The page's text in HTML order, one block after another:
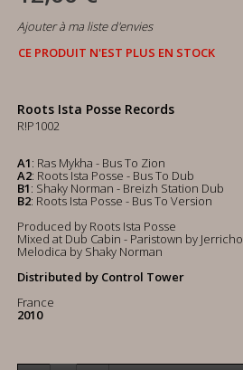
Ajouter à ma liste d'envies
CE PRODUIT N'EST PLUS EN STOCK
Roots Ista Posse Records
R!P1002
A1: Ras Mykha - Bus To Zion
A2: Roots Ista Posse - Bus To Dub
B1: Shaky Norman - Breizh Station Dub
B2: Roots Ista Posse - Bus To Version
Produced by Roots Ista Posse
Mixed at Dub Cabin - Paristown by Jerricho
Melodica by Shaky Norman
Distributed by Control Tower
France
2010